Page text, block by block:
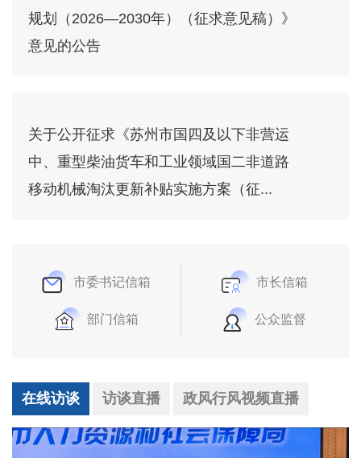
规划（2026—2030年）（征求意见稿）》
意见的公告
关于公开征求《苏州市国四及以下非营运
中、重型柴油货车和工业领域国二非道路
移动机械淘汰更新补贴实施方案（征...
市委书记信箱 市长信箱
部门信箱 公众监督
在线访谈 访谈直播 政风行风视频直播